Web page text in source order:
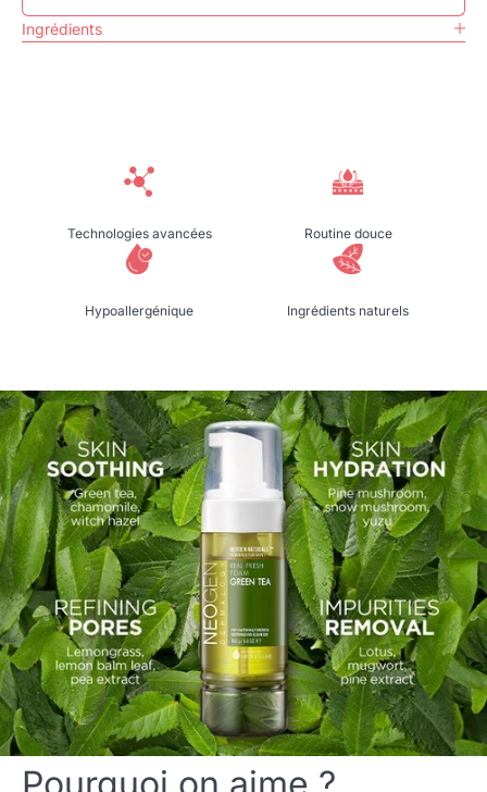
Ingrédients
Technologies avancées Routine douce
Hypoallergénique Ingrédients naturels
Pourquoi on aime ?